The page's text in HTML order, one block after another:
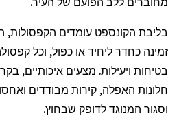
בליבת הקונספט עומדים הקפסולות,
זמינה כחדר ליחיד או כפול, וכל
בטיחות ויעילות. מצעים איכותיים,
חלונות האפלה, קירות מבודדים
וסגור המנוגד לדופק שבחוץ.